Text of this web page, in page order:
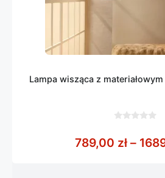
Lampa wisząca z
5
789,00 zł –